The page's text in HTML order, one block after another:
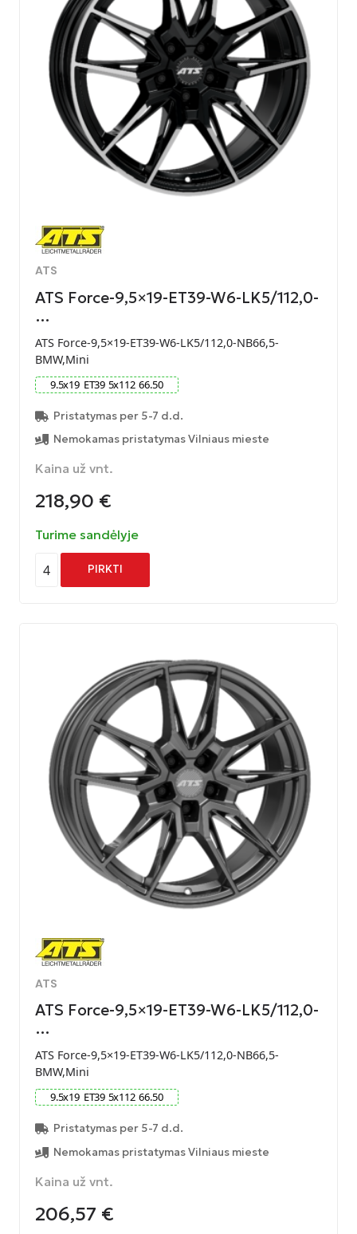
ATS
ATS Force-9,5×19-ET39-W6-LK5/112,0-
…
ATS Force-9,5×19-ET39-W6-LK5/112,0-NB66,5-
BMW,Mini
9.5x19 ET39 5x112 66.50
Pristatymas per 5-7 d.d.
Nemokamas pristatymas Vilniaus mieste
Kaina už vnt.
218,90 €
Turime sandėlyje
4 PIRKTI
ATS
ATS Force-9,5×19-ET39-W6-LK5/112,0-
…
ATS Force-9,5×19-ET39-W6-LK5/112,0-NB66,5-
BMW,Mini
9.5x19 ET39 5x112 66.50
Pristatymas per 5-7 d.d.
Nemokamas pristatymas Vilniaus mieste
Kaina už vnt.
206,57 €